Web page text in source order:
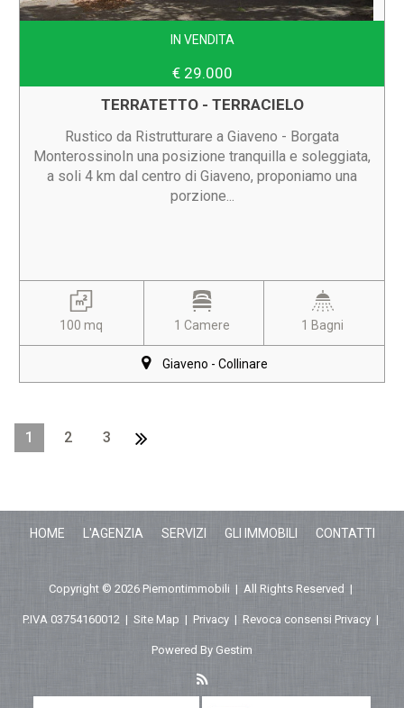
IN VENDITA
€ 29.000
TERRATETTO - TERRACIELO
Rustico da Ristrutturare a Giaveno - Borgata
MonterossinoIn una posizione tranquilla e soleggiata,
a soli 4 km dal centro di Giaveno, proponiamo una
porzione...
100 mq 1 Camere 1 Bagni
Giaveno - Collinare
1 2 3
HOME L'AGENZIA SERVIZI GLI IMMOBILI CONTATTI
Copyright © 2026 Piemontimmobili | All Rights Reserved |
P.IVA 03754160012 | Site Map | Privacy | Revoca consensi Privacy |
Powered By Gestim